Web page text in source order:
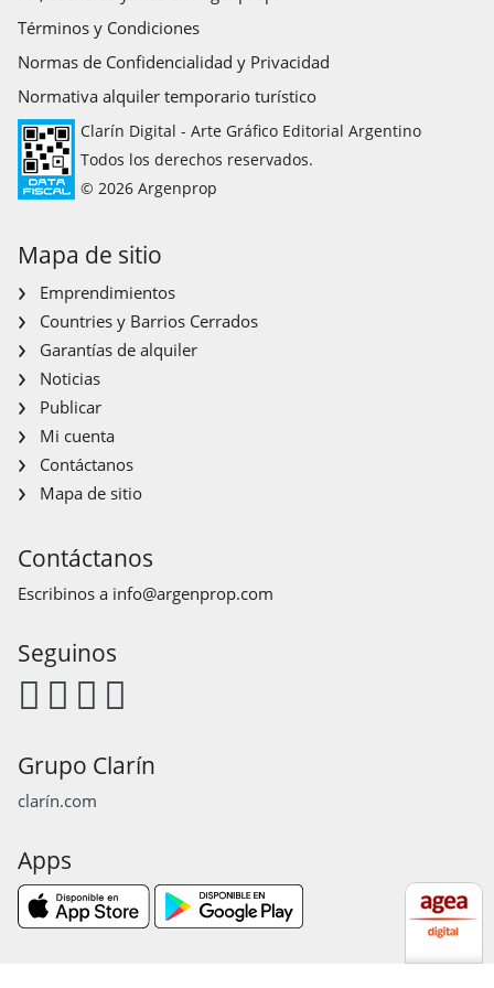
Términos y Condiciones
Normas de Confidencialidad y Privacidad
Normativa alquiler temporario turístico
Clarín Digital - Arte Gráfico Editorial Argentino
Todos los derechos reservados.
© 2026 Argenprop
Mapa de sitio
Emprendimientos
Countries y Barrios Cerrados
Garantías de alquiler
Noticias
Publicar
Mi cuenta
Contáctanos
Mapa de sitio
Contáctanos
Escribinos a info@argenprop.com
Seguinos
Grupo Clarín
clarín.com
Apps